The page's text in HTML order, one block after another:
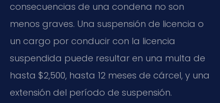
consecuencias de una condena no son
menos graves. Una suspensión de licencia o
un cargo por conducir con la licencia
suspendida puede resultar en una multa de
hasta $2,500, hasta 12 meses de cárcel, y una
extensión del período de suspensión.